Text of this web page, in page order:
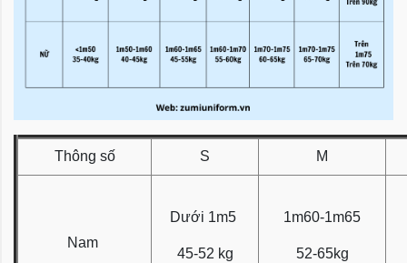
Thông số S M
Nam
Dưới 1m5
45-52 kg
1m60-1m65
52-65kg